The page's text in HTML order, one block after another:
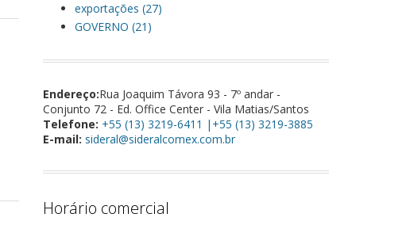
exportações (27)
GOVERNO (21)
Endereço:Rua Joaquim Távora 93 - 7º andar -
Conjunto 72 - Ed. Office Center - Vila Matias/Santos
Telefone: +55 (13) 3219-6411 |+55 (13) 3219-3885
E-mail: sideral@sideralcomex.com.br
Horário comercial